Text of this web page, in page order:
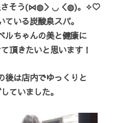
さそう(⋈◍＞◡＜◍)。✧♡
ている炭酸泉スパ。
ルちゃんの美と健康に
頂きたいと思います！
後は店内でゆっくりと
ていました。